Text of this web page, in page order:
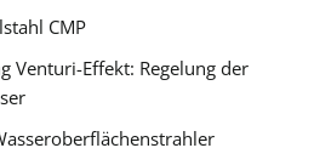
CMP
Venturi-Effekt: Regelung der